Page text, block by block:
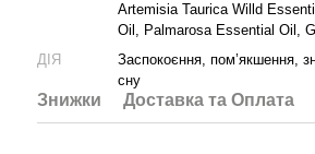
Artemisia Taurica Willd
Oil, Palmarosa Essential Oil,
ДІЯ
Заспокоєння, пом’якшення,
сну
Знижки Доставка та Оплата